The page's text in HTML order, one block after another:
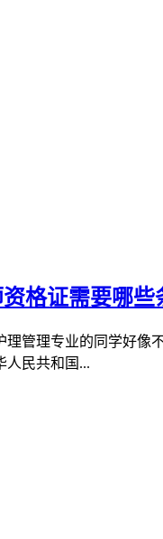
格证需要哪些
管理专业的同学好
人民共和国...